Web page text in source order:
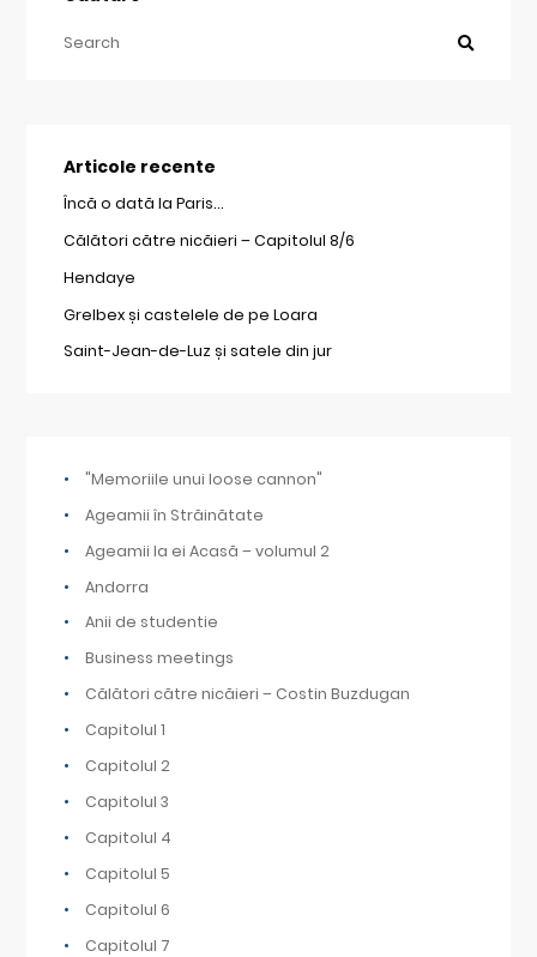
Articole recente
Încă o dată la Paris…
Călători către nicăieri – Capitolul 8/6
Hendaye
Grelbex și castelele de pe Loara
Saint-Jean-de-Luz și satele din jur
"Memoriile unui loose cannon"
Ageamii în Străinătate
Ageamii la ei Acasă – volumul 2
Andorra
Anii de studentie
Business meetings
Călători către nicăieri – Costin Buzdugan
Capitolul 1
Capitolul 2
Capitolul 3
Capitolul 4
Capitolul 5
Capitolul 6
Capitolul 7